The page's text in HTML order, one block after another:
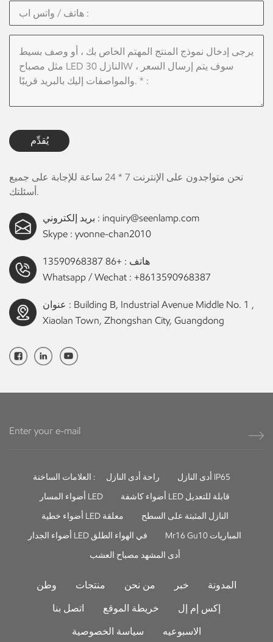
يُقدِّم
نحن متواجدون على الإنترنت 7 * 24 ساعة للإجابة على جميع
أسئلتك.
بريد إلكتروني : inquiry@seenlamp.com
Skype : yvonne-chan2010
هاتف :+86 13590968387
Whatsapp / Wechat : +8613590968387
عنوان : Building B, Industrial Avenue Middle No. 1 ,
Xiaolan Town, Zhongshan City, Guangdong
العلامات الساخنة : راحة أدى النازل
أدى النازل IP65
أضواء المسار LED
أضواء كاشفة LED قابلة للتعديل
أضواء خطية LED معلقة
النازل المثبتة على السطح
أضواء الجدار LED في الهواء الطلق
Mr16 Gu10 المباريات
أدى المشهد مصباح العشب
وطن منتجات من نحن خبر
المدونة
اتصل بنا
خريطة الموقع
إكس إم إل
سياسة الخصوصية
الاسبوعيه